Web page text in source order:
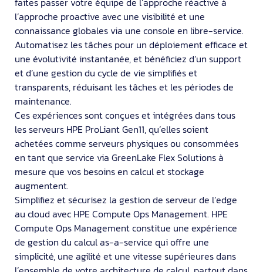
l’approche proactive avec une visibilité et une
connaissance globales via une console en libre-service.
Automatisez les tâches pour un déploiement efficace et
une évolutivité instantanée, et bénéficiez d’un support
et d’une gestion du cycle de vie simplifiés et
transparents, réduisant les tâches et les périodes de
maintenance.
Ces expériences sont conçues et intégrées dans tous
les serveurs HPE ProLiant Gen11, qu’elles soient
achetées comme serveurs physiques ou consommées
en tant que service via GreenLake Flex Solutions à
mesure que vos besoins en calcul et stockage
augmentent.
Simplifiez et sécurisez la gestion de serveur de l’edge
au cloud avec HPE Compute Ops Management. HPE
Compute Ops Management constitue une expérience
de gestion du calcul as-a-service qui offre une
simplicité, une agilité et une vitesse supérieures dans